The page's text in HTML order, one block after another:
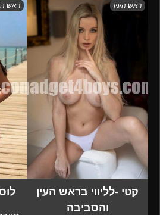
ראש העין
קטי -לליווי בראש העין
והסביבה
ראש